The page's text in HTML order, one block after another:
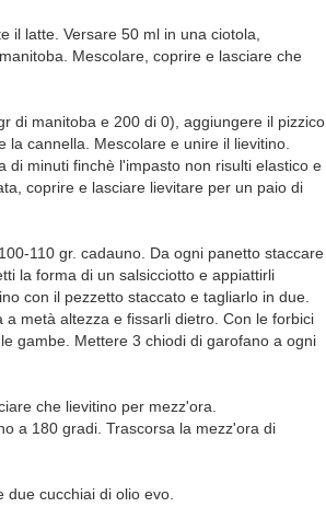
il latte. Versare 50 ml in una ciotola,
Mescolare, coprire e lasciare che
di manitoba e 200 di 0), aggiungere il pizzico
la cannella. Mescolare e unire il lievitino.
di minuti finchè l'impasto non risulti elastico e
coprire e lasciare lievitare per un paio di
110 gr. cadauno. Da ogni panetto staccare
la forma di un salsicciotto e appiattirli
con il pezzetto staccato e tagliarlo in due.
metà altezza e fissarli dietro. Con le forbici
gambe. Mettere 3 chiodi di garofano a ogni
che lievitino per mezz'ora.
a 180 gradi. Trascorsa la mezz'ora di
due cucchiai di olio evo.